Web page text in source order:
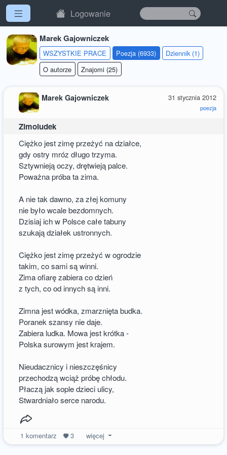
Logowanie
Marek Gajowniczek
WSZYSTKIE PRACE Poezja (6933)
Dziennik (1)
O autorze
Znajomi (25)
31 stycznia 2012
poezja
Marek Gajowniczek
Zimoludek
Ciężko jest zimę przeżyć na działce,
gdy ostry mróz długo trzyma.
Sztywnieją oczy, drętwieją palce.
Poważna próba ta zima.
A nie tak dawno, za złej komuny
nie było wcale bezdomnych.
Dzisiaj ich w Polsce całe tabuny
szukają działek ustronnych.
Ciężko jest zimę przeżyć w ogrodzie
takim, co sami są winni.
Zima ofiarę zabiera co dzień
z tych, co od innych są inni.
Zimna jest wódka, zmarznięta budka.
Poranek szansy nie daje.
Zabiera ludka. Mowa jest krótka -
Polska surowym jest krajem.
Nieudacznicy i nieszczęśnicy
przechodzą wciąż próbę chłodu.
Płaczą jak sople dzieci ulicy,
Stwardniało serce narodu.
1 komentarz 3 więcej